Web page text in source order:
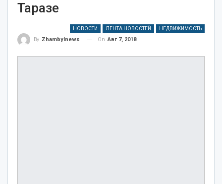
Таразе
НОВОСТИ ЛЕНТА НОВОСТЕЙ НЕДВИЖИМОСТЬ
By Zhambylnews On Авг 7, 2018